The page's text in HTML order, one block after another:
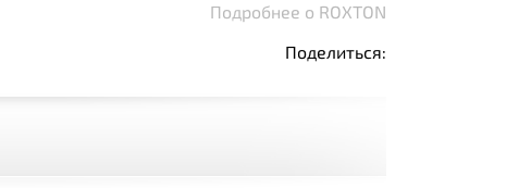
Подробнее о ROXTON
Поделиться: